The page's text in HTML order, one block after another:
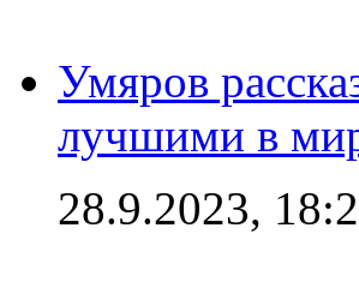
Умяров
лучшими в
28.9.2023,